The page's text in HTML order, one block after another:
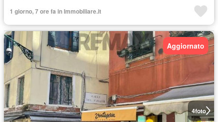
1 giorno, 7 ore fa in Immobiliare.it
4foto
Aggiornato